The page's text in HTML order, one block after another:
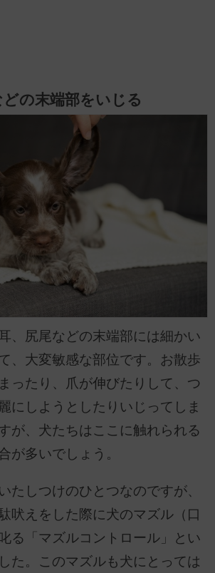
の末端部をいじる
、尻尾などの末端部には細かい
、大変敏感な部位です。お散歩
ったり、爪が伸びたりして、つ
にしようとしたりいじってしま
が、犬たちはここに触れられる
が多いでしょう。
たしつけのひとつなのですが、
吠えをした際に犬のマズル（口
る「マズルコントロール」とい
た。このマズルも犬にとっては